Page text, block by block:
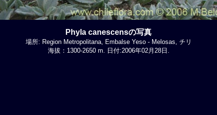
Phyla canescensの写真
場所: Region Metropolitana, Embalse Yeso - Melosas, チリ
海拔：1300-2650 m. 日付:2006年02月28日.